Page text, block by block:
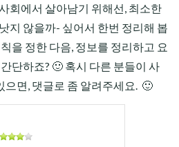
회에서 살아남기 위해선, 최소한
지 않을까- 싶어서 한번 정리해 봅
을 정한 다음, 정보를 정리하고 요
단하죠? 🙂 혹시 다른 분들이 사
으면, 댓글로 좀 알려주세요. 🙂